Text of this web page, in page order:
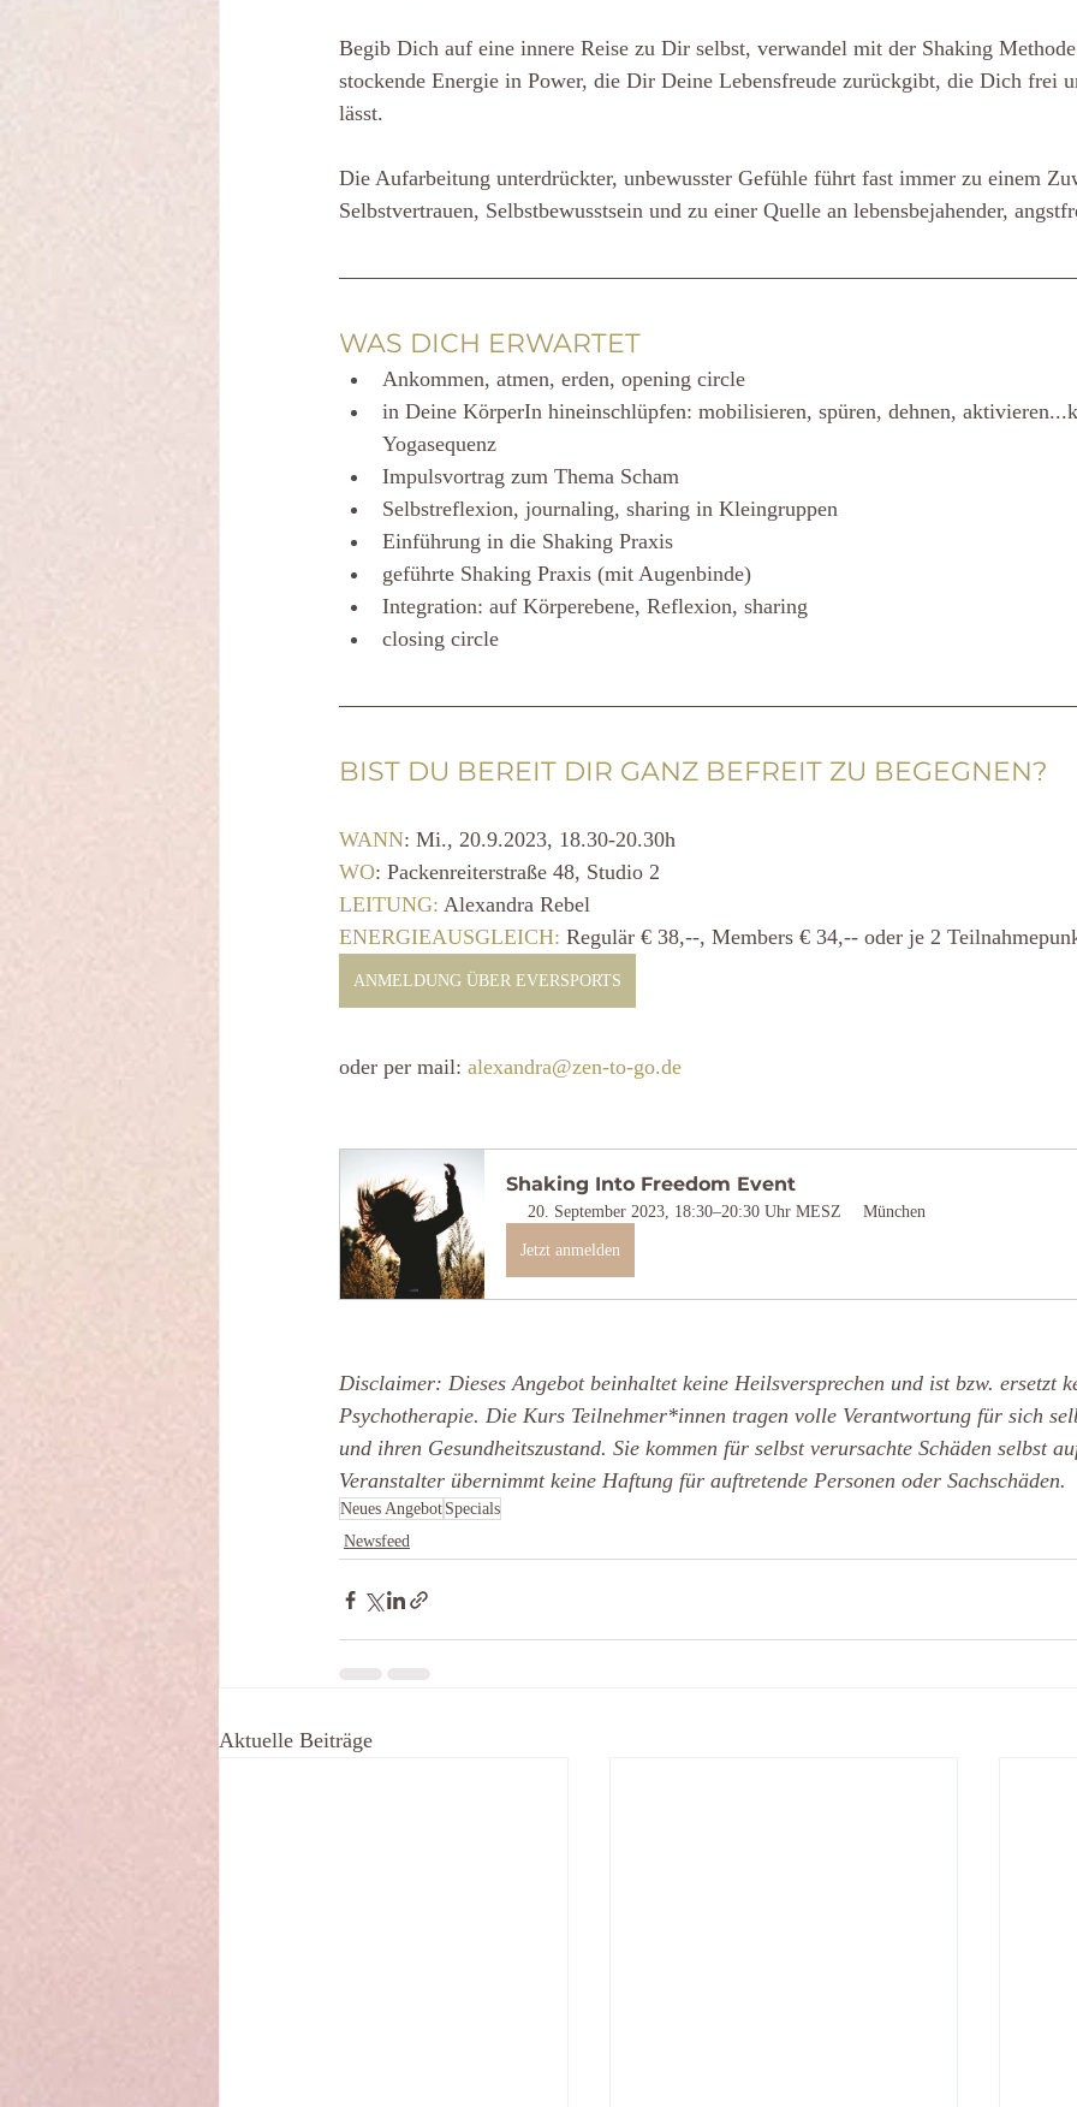
Begib Dich auf eine innere Reise zu Dir selbst, verwandel mit der Shaking
stockende Energie in Power, die Dir Deine Lebensfreude zurückgibt, die Dich frei
lässt.
Die Aufarbeitung unterdrückter, unbewusster Gefühle führt fast immer zu einem
Selbstvertrauen, Selbstbewusstsein und zu einer Quelle an lebensbejahender,
WAS DICH ERWARTET
Ankommen, atmen, erden, opening circle
in Deine KörperIn hineinschlüpfen: mobilisieren, spüren, dehnen,
Yogasequenz
Impulsvortrag zum Thema Scham
Selbstreflexion, journaling, sharing in Kleingruppen
Einführung in die Shaking Praxis
geführte Shaking Praxis (mit Augenbinde)
Integration: auf Körperebene, Reflexion, sharing
closing circle
BIST DU BEREIT DIR GANZ BEFREIT ZU BEGEGNEN?
WANN: Mi., 20.9.2023, 18.30-20.30h
WO: Packenreiterstraße 48, Studio 2
LEITUNG: Alexandra Rebel
ENERGIEAUSGLEICH: Regulär € 38,--, Members € 34,-- oder je 2
ANMELDUNG ÜBER EVERSPORTS
oder per mail: alexandra@zen-to-go.de
Shaking Into Freedom Event
20. September 2023, 18:30–20:30 Uhr MESZ München
Jetzt anmelden
Disclaimer: Dieses Angebot beinhaltet keine Heilsversprechen und ist bzw. ersetzt
Psychotherapie. Die Kurs Teilnehmer*innen tragen volle Verantwortung für sich
und ihren Gesundheitszustand. Sie kommen für selbst verursachte Schäden selbst
Veranstalter übernimmt keine Haftung für auftretende Personen oder Sachschäden.
Neues Angebot Specials
Newsfeed
Aktuelle Beiträge